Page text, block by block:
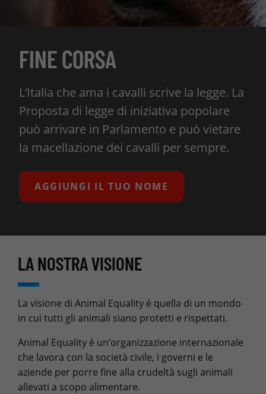
FINE CORSA
L’Italia che ama i cavalli scrive la legge. La
Proposta di legge di iniziativa popolare
può arrivare in Parlamento e può vietare
la macellazione dei cavalli per sempre.
AGGIUNGI IL TUO NOME
LA NOSTRA VISIONE
La visione di Animal Equality è quella di un mondo
in cui tutti gli animali siano protetti e rispettati.
Animal Equality è un’organizzazione internazionale
che lavora con la società civile, i governi e le
aziende per porre fine alla crudeltà sugli animali
allevati a scopo alimentare.